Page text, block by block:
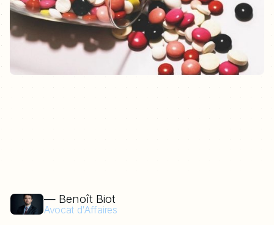
— Benoît Biot
Avocat d'Affaires